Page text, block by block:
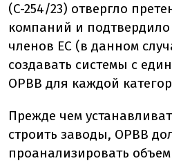
(C-254/23) отвергло
компаний и подтвердило
членов ЕС (в данном
создавать системы с
ОРВВ для каждой
Прежде чем
строить заводы, ОРВВ
проанализировать